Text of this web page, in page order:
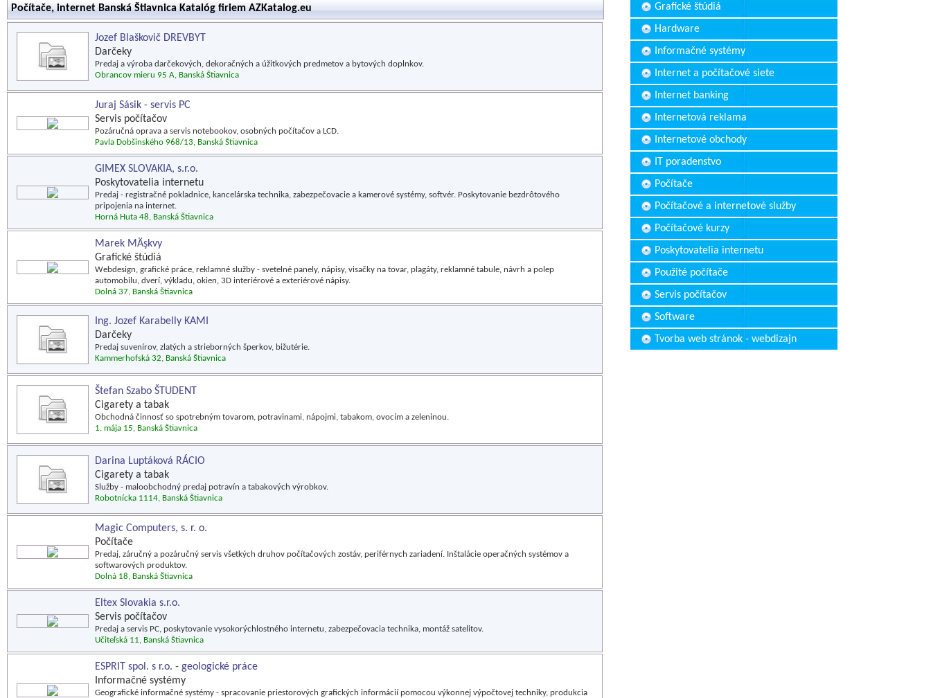
Počítače, internet Banská Štiavnica Katalóg firiem AZKatalog.eu
Jozef Blaškovič DREVBYT
Darčeky
Predaj a výroba darčekových, dekoračných a úžitkových predmetov a bytových doplnkov.
Obrancov mieru 95 A, Banská Štiavnica
Juraj Sásik - servis PC
Servis počítačov
Pozáručná oprava a servis notebookov, osobných počítačov a LCD.
Pavla Dobšinského 968/13, Banská Štiavnica
GIMEX SLOVAKIA, s.r.o.
Poskytovatelia internetu
Predaj - registračné pokladnice, kancelárska technika, zabezpečovacie a kamerové systémy, softvér. Poskytovanie bezdrôtového
pripojenia na internet.
Horná Huta 48, Banská Štiavnica
Marek MÄşkvy
Grafické štúdiá
Webdesign, grafické práce, reklamné služby - svetelné panely, nápisy, visačky na tovar, plagáty, reklamné tabule, návrh a polep
automobilu, dverí, výkladu, okien, 3D interiérové a exteriérové nápisy.
Dolná 37, Banská Štiavnica
Ing. Jozef Karabelly KAMI
Darčeky
Predaj suvenírov, zlatých a strieborných šperkov, bižutérie.
Kammerhofská 32, Banská Štiavnica
Štefan Szabo ŠTUDENT
Cigarety a tabak
Obchodná činnosť so spotrebným tovarom, potravinami, nápojmi, tabakom, ovocím a zeleninou.
1. mája 15, Banská Štiavnica
Darina Luptáková RÁCIO
Cigarety a tabak
Služby - maloobchodný predaj potravín a tabakových výrobkov.
Robotnícka 1114, Banská Štiavnica
Magic Computers, s. r. o.
Počítače
Predaj, záručný a pozáručný servis všetkých druhov počítačových zostáv, periférnych zariadení. Inštalácie operačných systémov a
softwarových produktov.
Dolná 18, Banská Štiavnica
Eltex Slovakia s.r.o.
Servis počítačov
Predaj a servis PC, poskytovanie vysokorýchlostného internetu, zabezpečovacia technika, montáž satelitov.
Učiteľská 11, Banská Štiavnica
ESPRIT spol. s r.o. - geologické práce
Informačné systémy
Geografické informačné systémy - spracovanie priestorových grafických informácií pomocou výkonnej výpočtovej techniky, produkcia
Grafické štúdiá
Hardware
Informačné systémy
Internet a počítačové siete
Internet banking
Internetová reklama
Internetové obchody
IT poradenstvo
Počítače
Počítačové a internetové služby
Počítačové kurzy
Poskytovatelia internetu
Použité počítače
Servis počítačov
Software
Tvorba web stránok - webdizajn